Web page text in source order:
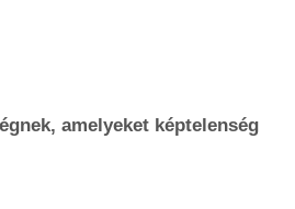
amelyeket képtelenség